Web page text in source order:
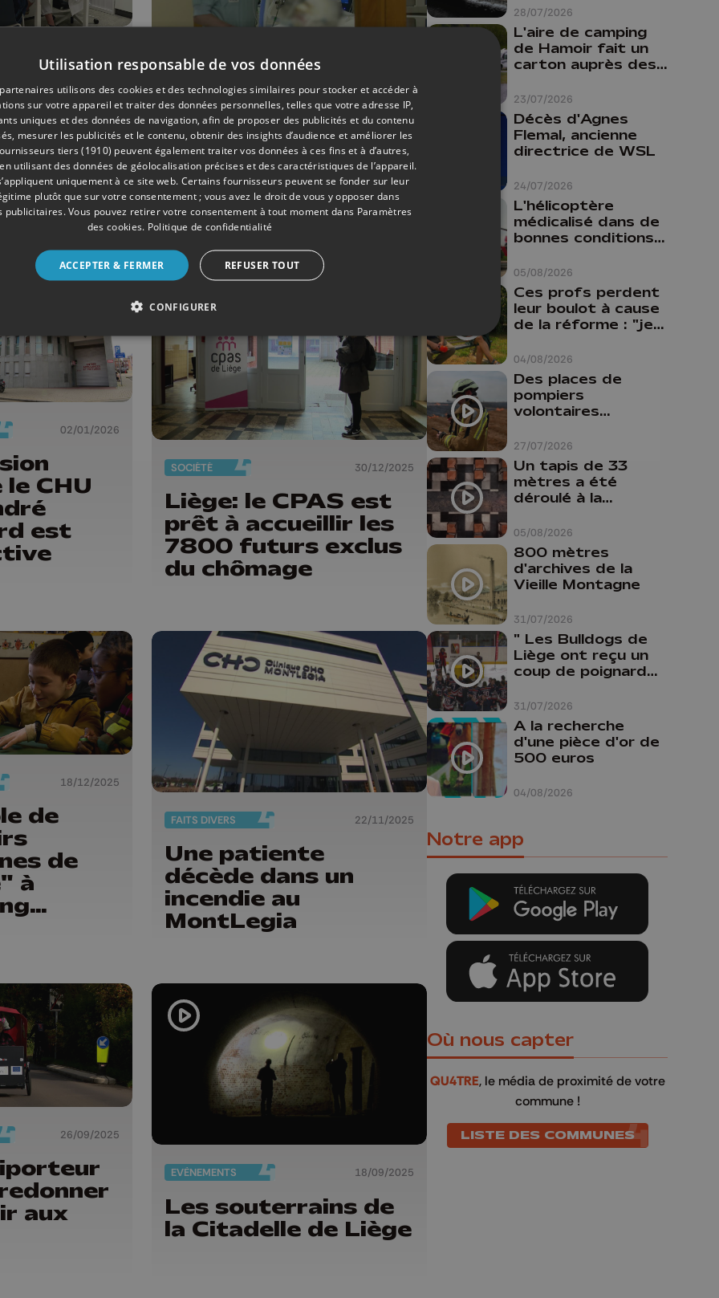
un
pour
Liège
INFOS 12/01/2026
Le père de la
victime de Crans-
Montana
hospitalisée au CHU
témoigne
02/01/2026
CHU
est
SOCIÉTÉ 30/12/2025
Liège: le CPAS est
prêt à accueillir les
7800 futurs exclus
du chômage
18/12/2025
de
de
à
FAITS DIVERS 22/11/2025
Une patiente
décède dans un
incendie au
MontLegia
26/09/2025
aux
EVÈNEMENTS 18/09/2025
Les souterrains de
la Citadelle de Liège
28/07/2026
budget pour le
faire
23/07/2026
L'aire de camping
de Hamoir fait un
carton auprès des
24/07/2026
Décès d'Agnes
Flemal, ancienne
directrice de WSL
05/08/2026
L'hélicoptère
médicalisé dans de
bonnes conditions à
04/08/2026
Ces profs perdent
leur boulot à cause
de la réforme : "je
comme prof que
comme
pharmacienne"
27/07/2026
Des places de
pompiers
volontaires
province de Liège :
"Un citoyen qui
n'est formé ne
peut pas nous
aider"
05/08/2026
Un tapis de 33
mètres a été
déroulé à la
Liège
31/07/2026
800 mètres
d'archives de la
Vieille Montagne
31/07/2026
" Les Bulldogs de
Liège ont reçu un
coup de poignard
04/08/2026
A la recherche
d'une pièce d'or de
500 euros
Notre app
Où nous capter
QU4TRE, le média de proximité de votre
commune !
LISTE DES COMMUNES
Utilisation responsable de vos données
utilisons des cookies et des technologies similaires pour stocker et accéder à
sur votre appareil et traiter des données personnelles, telles que votre adresse IP,
uniques et des données de navigation, afin de proposer des publicités et du contenu
mesurer les publicités et le contenu, obtenir des insights d’audience et améliorer les
tiers (1910) peuvent également traiter vos données à ces fins et à d’autres,
utilisant des données de géolocalisation précises et des caractéristiques de l’appareil.
uniquement à ce site web. Certains fournisseurs peuvent se fonder sur leur
plutôt que sur votre consentement ; vous avez le droit de vous y opposer dans
publicitaires. Vous pouvez retirer votre consentement à tout moment dans Paramètres
des cookies. Politique de confidentialité
ACCEPTER & FERMER REFUSER TOUT
CONFIGURER